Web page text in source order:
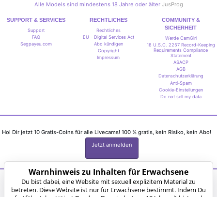
Alle Models sind mindestens 18 Jahre oder älter JusProg
SUPPORT & SERVICES
Support
FAQ
Segpayeu.com
RECHTLICHES
Rechtliches
EU - Digital Services Act
Abo kündigen
Copyright
Impressum
COMMUNITY &
SICHERHEIT
Werde CamGirl
18 U.S.C. 2257 Record-Keeping
Requirements Compliance
Statement
ASACP
AGB
Datenschutzerklärung
Anti-Spam
Cookie-Einstellungen
Do not sell my data
Hol Dir jetzt 10 Gratis-Coins für alle Livecams! 100 % gratis, kein Risiko, kein Abo!
Jetzt anmelden
Beschwerden und Entfernung von Inhalten
Warnhinweis zu Inhalten für Erwachsene
Du bist dabei, eine Website mit sexuell explizitem Material zu
betreten. Diese Website ist nur für Erwachsene bestimmt. Indem Du